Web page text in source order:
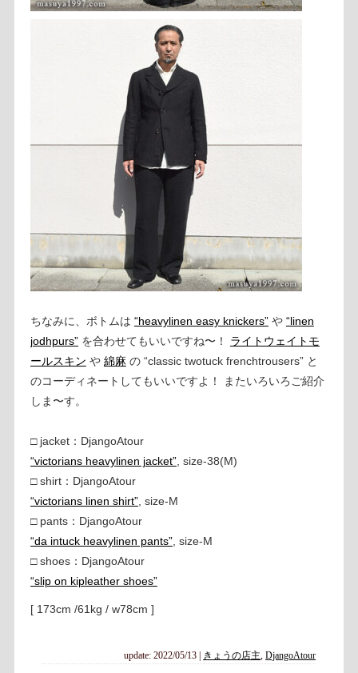
ちなみに、ボトムは “heavylinen easy knickers”や “linen
jodhpurs”を合わせてもいいですね〜！ ライトウェイトモ
ールスキン や 綿麻の “classic twotuck frenchtrousers” と
のコーディネートしてもいいですよ！ またいろいろご紹介
しま〜す。
□ jacket：DjangoAtour
“victorians heavylinen jacket”, size-38(M)
□ shirt：DjangoAtour
“victorians linen shirt”, size-M
□ pants：DjangoAtour
“da intuck heavylinen pants”, size-M
□ shoes：DjangoAtour
“slip on kipleather shoes”
[ 173cm /61kg / w78cm ]
update: 2022/05/13 | きょうの店主 ,DjangoAtour